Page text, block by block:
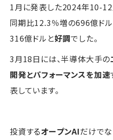
1月に発表した2024年10-
同期比12.3％増の696億ド
316億ドルと好調でした。
3月18日には、半導体大手の
開発とパフォーマンスを加速
表しています。
投資するオープンAIだけで